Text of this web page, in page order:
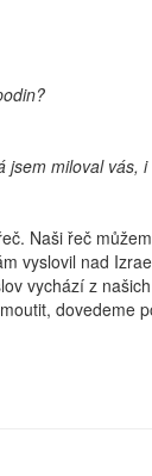
miloval vás,
Naši řeč
vyslovil nad
vychází z